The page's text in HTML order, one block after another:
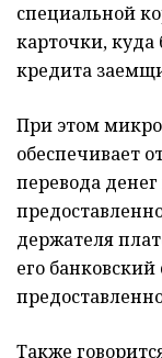
специальной
карточки, куда
кредита
При этом
обеспечивает
перевода
держателя
его
Также